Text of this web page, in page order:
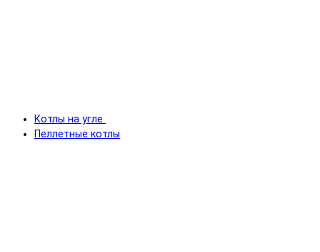
Котлы на угле
Пеллетные котлы